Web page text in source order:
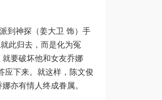
到神探（姜大卫 饰）手
此归去，而是化为冤
要破坏他和女友乔娜
应下来。就这样，陈文俊
亦有情人终成眷属。